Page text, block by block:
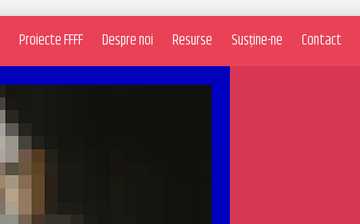
Proiecte FFFF Despre noi Resurse Susține-ne Contact